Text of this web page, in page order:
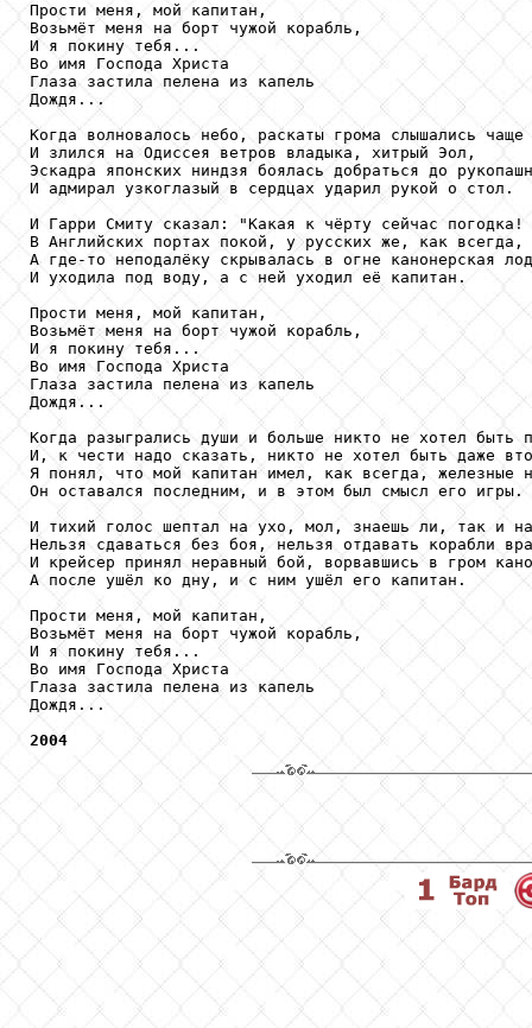
Прости меня, мой капитан,
Возьмёт меня на борт чужой корабль,
И я покину тебя...
Во имя Господа Христа
Глаза застила пелена из капель
Дождя...
Когда волновалось небо, раскаты грома слышались чаще
И злился на Одиссея ветров владыка, хитрый Эол,
Эскадра японских ниндзя боялась добраться до
И адмирал узкоглазый в сердцах ударил рукой о стол.
И Гарри Смиту сказал: "Какая к чёрту сейчас погодка!
В Английских портах покой, у русских же, как
А где-то неподалёку скрывалась в огне канонерская
И уходила под воду, а с ней уходил её капитан.
Прости меня, мой капитан,
Возьмёт меня на борт чужой корабль,
И я покину тебя...
Во имя Господа Христа
Глаза застила пелена из капель
Дождя...
Когда разыгрались души и больше никто не хотел быть
И, к чести надо сказать, никто не хотел быть даже
Я понял, что мой капитан имел, как всегда, железные
Он оставался последним, и в этом был смысл его игры.
И тихий голос шептал на ухо, мол, знаешь ли, так и
Нельзя сдаваться без боя, нельзя отдавать корабли
И крейсер принял неравный бой, ворвавшись в гром
А после ушёл ко дну, и с ним ушёл его капитан.
Прости меня, мой капитан,
Возьмёт меня на борт чужой корабль,
И я покину тебя...
Во имя Господа Христа
Глаза застила пелена из капель
Дождя...
2004